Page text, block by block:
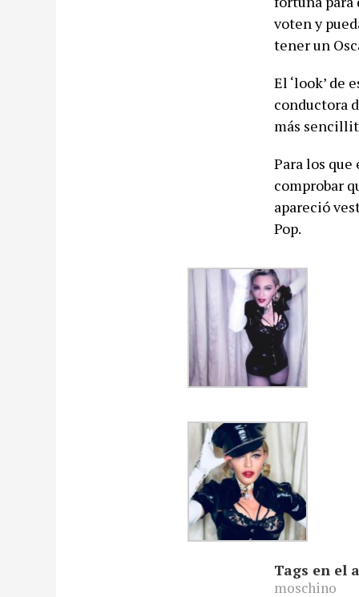
voten y
tener un
El ‘look’ de
conductora
más
Para los
comprobar
apareció
Pop.
Tags en el
moschino